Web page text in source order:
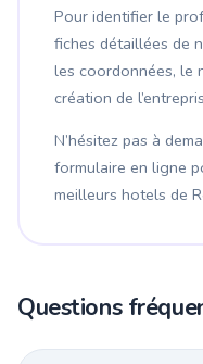
Pour identifier le
fiches détaillées de
les coordonnées, le
création de
N’hésitez pas à
formulaire en ligne
meilleurs hotels de
Questions